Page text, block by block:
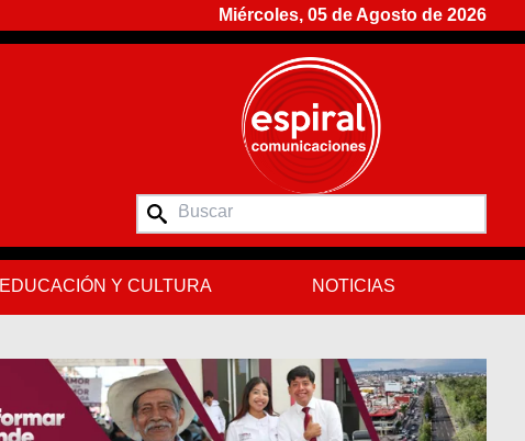
Miércoles, 05 de Agosto de 2026
EDUCACIÓN Y CULTURA NOTICIAS